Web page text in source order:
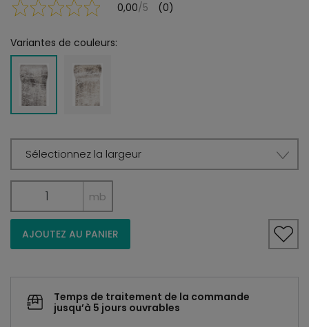
0,00/5 (0)
Variantes de couleurs:
Sélectionnez la largeur
mb
AJOUTEZ AU PANIER
Temps de traitement de la commande
jusqu’à 5 jours ouvrables